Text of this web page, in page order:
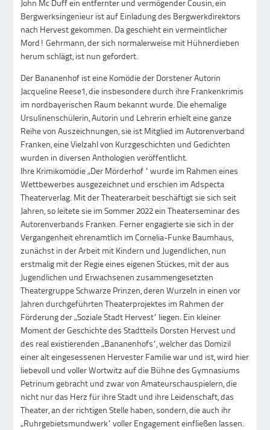
John Mc Duff ein entfernter und vermögender Cousin, ein
Bergwerksingenieur ist auf Einladung des Bergwerkdirektors
nach Hervest gekommen. Da geschieht ein vermeintlicher
Mord! Gehrmann, der sich normalerweise mit Hühnerdieben
herum schlägt, ist nun gefordert.
Der Bananenhof ist eine Komödie der Dorstener Autorin
Jacqueline Reese1, die insbesondere durch ihre Frankenkrimis
im nordbayerischen Raum bekannt wurde. Die ehemalige
Ursulinenschülerin, Autorin und Lehrerin erhielt eine ganze
Reihe von Auszeichnungen, sie ist Mitglied im Autorenverband
Franken, eine Vielzahl von Kurzgeschichten und Gedichten
wurden in diversen Anthologien veröffentlicht.
Ihre Krimikomödie „Der Mörderhof “ wurde im Rahmen eines
Wettbewerbes ausgezeichnet und erschien im Adspecta
Theaterverlag. Mit der Theaterarbeit beschäftigt sie sich seit
Jahren, so leitete sie im Sommer 2022 ein Theaterseminar des
Autorenverbands Franken. Ferner engagierte sie sich in der
Vergangenheit ehrenamtlich im Cornelia-Funke Baumhaus,
zunächst in der Arbeit mit Kindern und Jugendlichen, nun
erstmalig mit der Regie eines eigenen Stückes, mit der aus
Jugendlichen und Erwachsenen zusammengesetzten
Theatergruppe Schwarze Prinzen, deren Wurzeln in einen vor
Jahren durchgeführten Theaterprojektes im Rahmen der
Förderung der „Soziale Stadt Hervest“ liegen. Ein kleiner
Moment der Geschichte des Stadtteils Dorsten Hervest und
des real existierenden „Bananenhofs“, welcher das Domizil
einer alt eingesessenen Hervester Familie war und ist, wird hier
liebevoll und voller Wortwitz auf die Bühne des Gymnasiums
Petrinum gebracht und zwar von Amateurschauspielern, die
nicht nur das Herz für ihre Stadt und ihre Leidenschaft, das
Theater, an der richtigen Stelle haben, sondern, die auch ihr
„Ruhrgebietsmundwerk“ voller Engagement einfließen lassen.